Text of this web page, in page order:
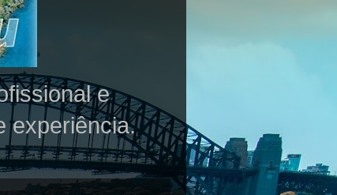
e
experiência.